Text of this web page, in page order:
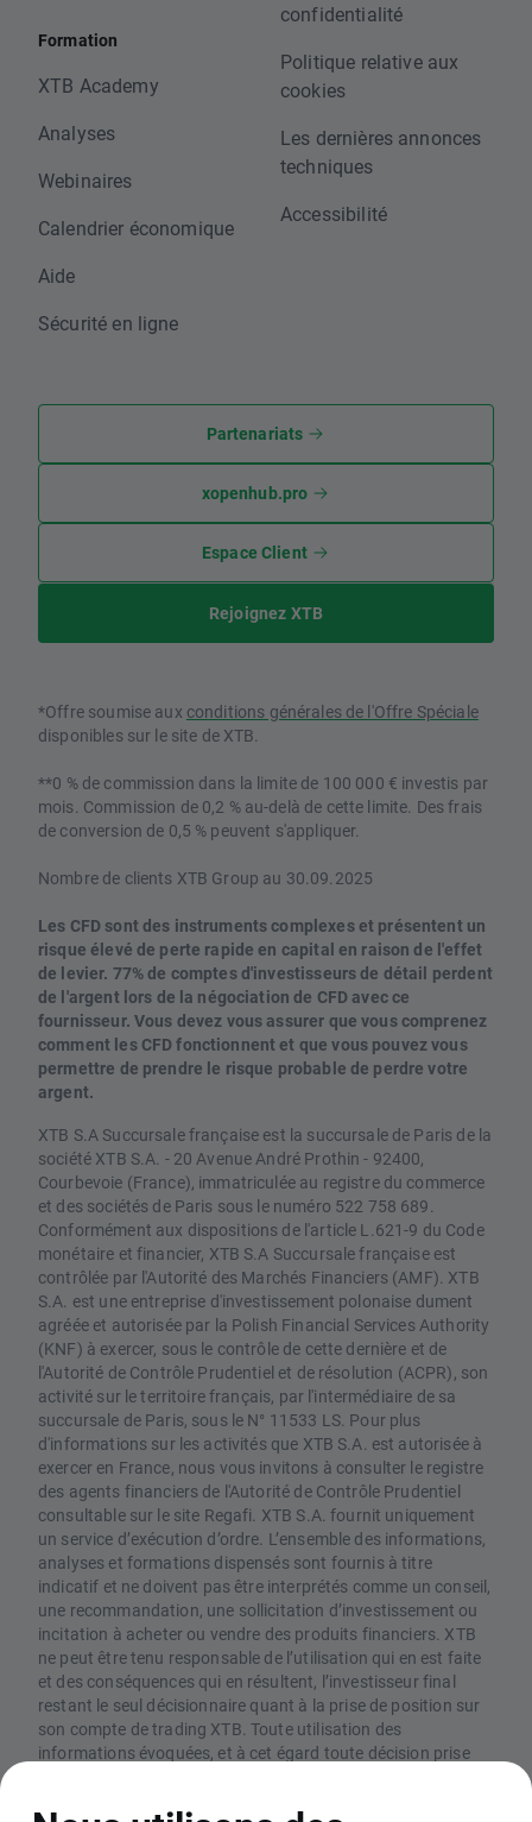
Formation
XTB Academy
Analyses
Webinaires
Calendrier économique
Aide
Sécurité en ligne
confidentialité
Politique relative aux
cookies
Les dernières annonces
techniques
Accessibilité
Partenariats
xopenhub.pro
Espace Client
Rejoignez XTB
*Offre soumise aux conditions générales de l'Offre Spéciale
disponibles sur le site de XTB.
**0 % de commission dans la limite de 100 000 € investis par
mois. Commission de 0,2 % au-delà de cette limite. Des frais
de conversion de 0,5 % peuvent s'appliquer.
Nombre de clients XTB Group au 30.09.2025
Les CFD sont des instruments complexes et présentent un
risque élevé de perte rapide en capital en raison de l'effet
de levier. 77% de comptes d'investisseurs de détail perdent
de l'argent lors de la négociation de CFD avec ce
fournisseur. Vous devez vous assurer que vous comprenez
comment les CFD fonctionnent et que vous pouvez vous
permettre de prendre le risque probable de perdre votre
argent.
XTB S.A Succursale française est la succursale de Paris de la
société XTB S.A. - 20 Avenue André Prothin - 92400,
Courbevoie (France), immatriculée au registre du commerce
et des sociétés de Paris sous le numéro 522 758 689.
Conformément aux dispositions de l'article L.621-9 du Code
monétaire et financier, XTB S.A Succursale française est
contrôlée par l'Autorité des Marchés Financiers (AMF). XTB
S.A. est une entreprise d'investissement polonaise dument
agréée et autorisée par la Polish Financial Services Authority
(KNF) à exercer, sous le contrôle de cette dernière et de
l'Autorité de Contrôle Prudentiel et de résolution (ACPR), son
activité sur le territoire français, par l'intermédiaire de sa
succursale de Paris, sous le N° 11533 LS. Pour plus
d'informations sur les activités que XTB S.A. est autorisée à
exercer en France, nous vous invitons à consulter le registre
des agents financiers de l'Autorité de Contrôle Prudentiel
consultable sur le site Regafi. XTB S.A. fournit uniquement
un service d’exécution d’ordre. L’ensemble des informations,
analyses et formations dispensés sont fournis à titre
indicatif et ne doivent pas être interprétés comme un conseil,
une recommandation, une sollicitation d’investissement ou
incitation à acheter ou vendre des produits financiers. XTB
ne peut être tenu responsable de l’utilisation qui en est faite
et des conséquences qui en résultent, l’investisseur final
restant le seul décisionnaire quant à la prise de position sur
son compte de trading XTB. Toute utilisation des
informations évoquées, et à cet égard toute décision prise